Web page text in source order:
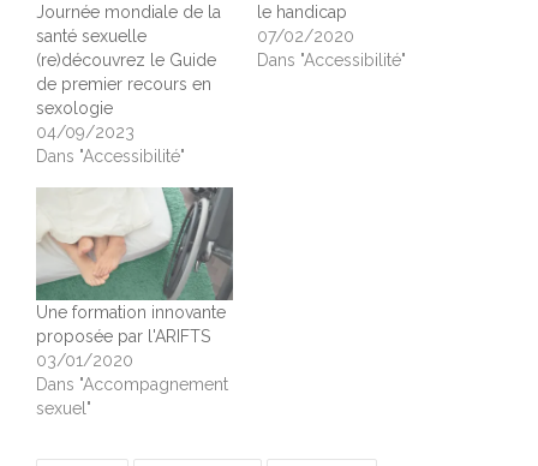
Journée mondiale de la
santé sexuelle
(re)découvrez le Guide
de premier recours en
sexologie
04/09/2023
Dans "Accessibilité"
le handicap
07/02/2020
Dans "Accessibilité"
Une formation innovante
proposée par l'ARIFTS
03/01/2020
Dans "Accompagnement
sexuel"